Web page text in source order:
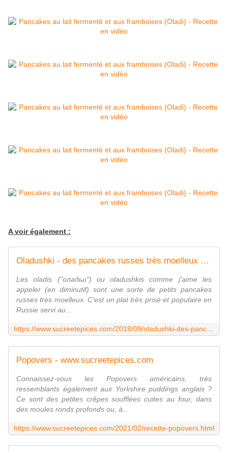
A voir également :
Oladushki - des pancakes russes très moelleux - www.sucreetepices.com
Les oladis ("оладьи") ou oladushkis comme j'aime les
appeler (en diminutif) sont une sorte de petits pancakes
russes très moelleux. C'est un plat très prisé et populaire en
Russie servi au...
Popovers - www.sucreetepices.com
Connaissez-vous les Popovers américains, très
ressemblants également aux Yorkshire puddings anglais ?
Ce sont des petites crêpes soufflées cuites au four, dans
des moules ronds profonds ou, à...
https://www.sucreetepices.com/2021/02/recette-popovers.html